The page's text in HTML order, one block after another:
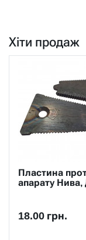
Хіти продаж
Око пальця
комбайна
17.00 грн.